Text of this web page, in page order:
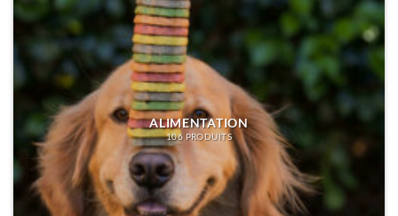
ALIMENTATION
106 PRODUITS